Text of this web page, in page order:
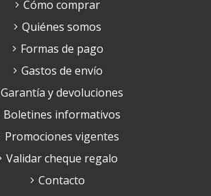
Cómo comprar
Quiénes somos
Formas de pago
Gastos de envío
Garantía y devoluciones
Boletines informativos
Promociones vigentes
Validar cheque regalo
Contacto